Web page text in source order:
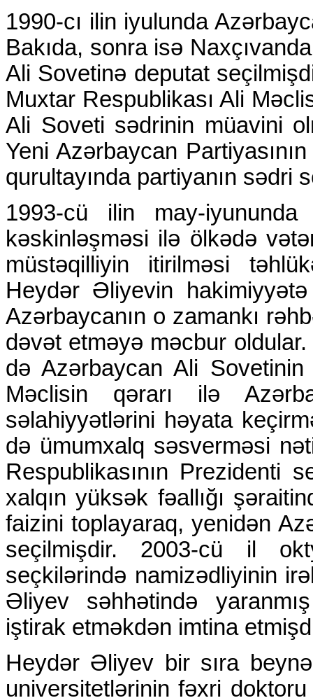
1990-cı ilin iyulunda
Bakıda, sonra isə
Ali Sovetinə deputat
Muxtar Respublikası Ali
Ali Soveti sədrinin müavini
Yeni Azərbaycan
qurultayında partiyanın sədri
1993-cü ilin may-
kəskinləşməsi ilə ölkədə
müstəqilliyin itirilməsi
Heydər Əliyevin
Azərbaycanın o zamankı
dəvət etməyə məcbur
də Azərbaycan Ali
Məclisin qərarı ilə
səlahiyyətlərini həyata
də ümumxalq səsverməsi
Respublikasının Prezidenti
xalqın yüksək fəallığı
faizini toplayaraq, yenidən
seçilmişdir. 2003-cü il
seçkilərində namizədliyinin
Əliyev səhhətində
iştirak etməkdən imtina
Heydər Əliyev bir sıra
universitetlərinin fəxri